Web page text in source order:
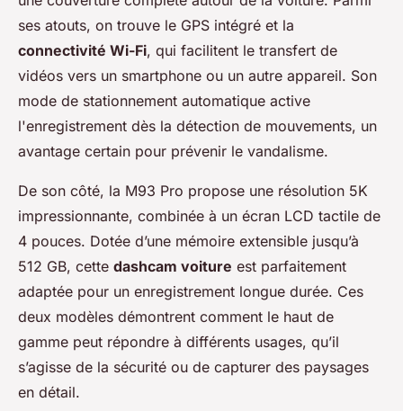
ses atouts, on trouve le GPS intégré et la
connectivité Wi-Fi, qui facilitent le transfert de
vidéos vers un smartphone ou un autre appareil. Son
mode de stationnement automatique active
l'enregistrement dès la détection de mouvements, un
avantage certain pour prévenir le vandalisme.
De son côté, la M93 Pro propose une résolution 5K
impressionnante, combinée à un écran LCD tactile de
4 pouces. Dotée d’une mémoire extensible jusqu’à
512 GB, cette dashcam voiture est parfaitement
adaptée pour un enregistrement longue durée. Ces
deux modèles démontrent comment le haut de
gamme peut répondre à différents usages, qu’il
s’agisse de la sécurité ou de capturer des paysages
en détail.